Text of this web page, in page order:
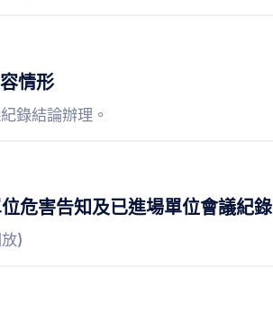
情形
錄結論辦理。
危害告知及已進場單位會議紀
)